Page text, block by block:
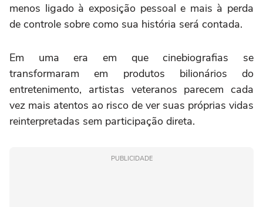
menos ligado à exposição pessoal e mais à perda
de controle sobre como sua história será contada.
Em uma era em que cinebiografias se
transformaram em produtos bilionários do
entretenimento, artistas veteranos parecem cada
vez mais atentos ao risco de ver suas próprias vidas
reinterpretadas sem participação direta.
PUBLICIDADE